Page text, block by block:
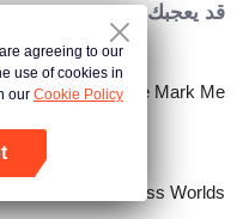
قد يعجبك
Alpha, Please Mark Me
Resentment Across Worlds
agreeing to our
use of cookies in
our Cookie Policy.